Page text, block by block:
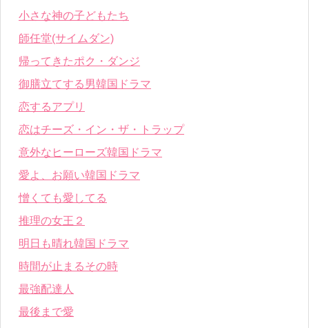
小さな神の子どもたち
師任堂(サイムダン)
帰ってきたポク・ダンジ
御膳立てする男韓国ドラマ
恋するアプリ
恋はチーズ・イン・ザ・トラップ
意外なヒーローズ韓国ドラマ
愛よ、お願い韓国ドラマ
憎くても愛してる
推理の女王２
明日も晴れ韓国ドラマ
時間が止まるその時
最強配達人
最後まで愛